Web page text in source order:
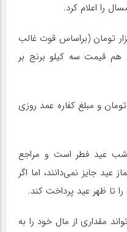
را اعلام کرد.
مبلغ فطریه برای هر نفر ۸ هزار تومان (براساس قوت غالب
هم قیمت سه کیلو برنج بر
همچنین کفاره غیر عمد روزی ۲۵۰۰ تومان و مبلغ کفاره عمد روزی
عید فطر است و مراجع
عید جایز نمی‌دانند، اما اگر
را تا ظهر عید پرداخت کند.
مقداری از مال خود را به